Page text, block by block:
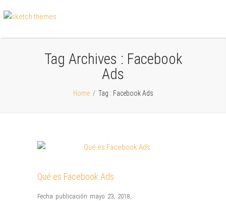
Tag Archives : Facebook
Ads
Home / Tag : Facebook Ads
Qué es Facebook Ads
Fecha publicación mayo 23, 2018,